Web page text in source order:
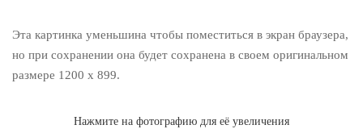
Нажмите на фотографию для её увеличения
Эта картинка уменьшина чтобы поместиться в экран браузера,
но при сохранении она будет сохранена в своем оригинальном
размере 1200 x 899.